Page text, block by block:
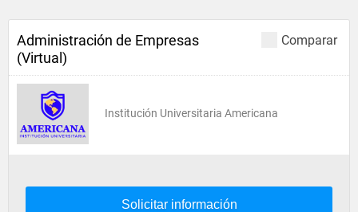
Comparar
Administración de Empresas
(Virtual)
Institución Universitaria Americana
Solicitar información